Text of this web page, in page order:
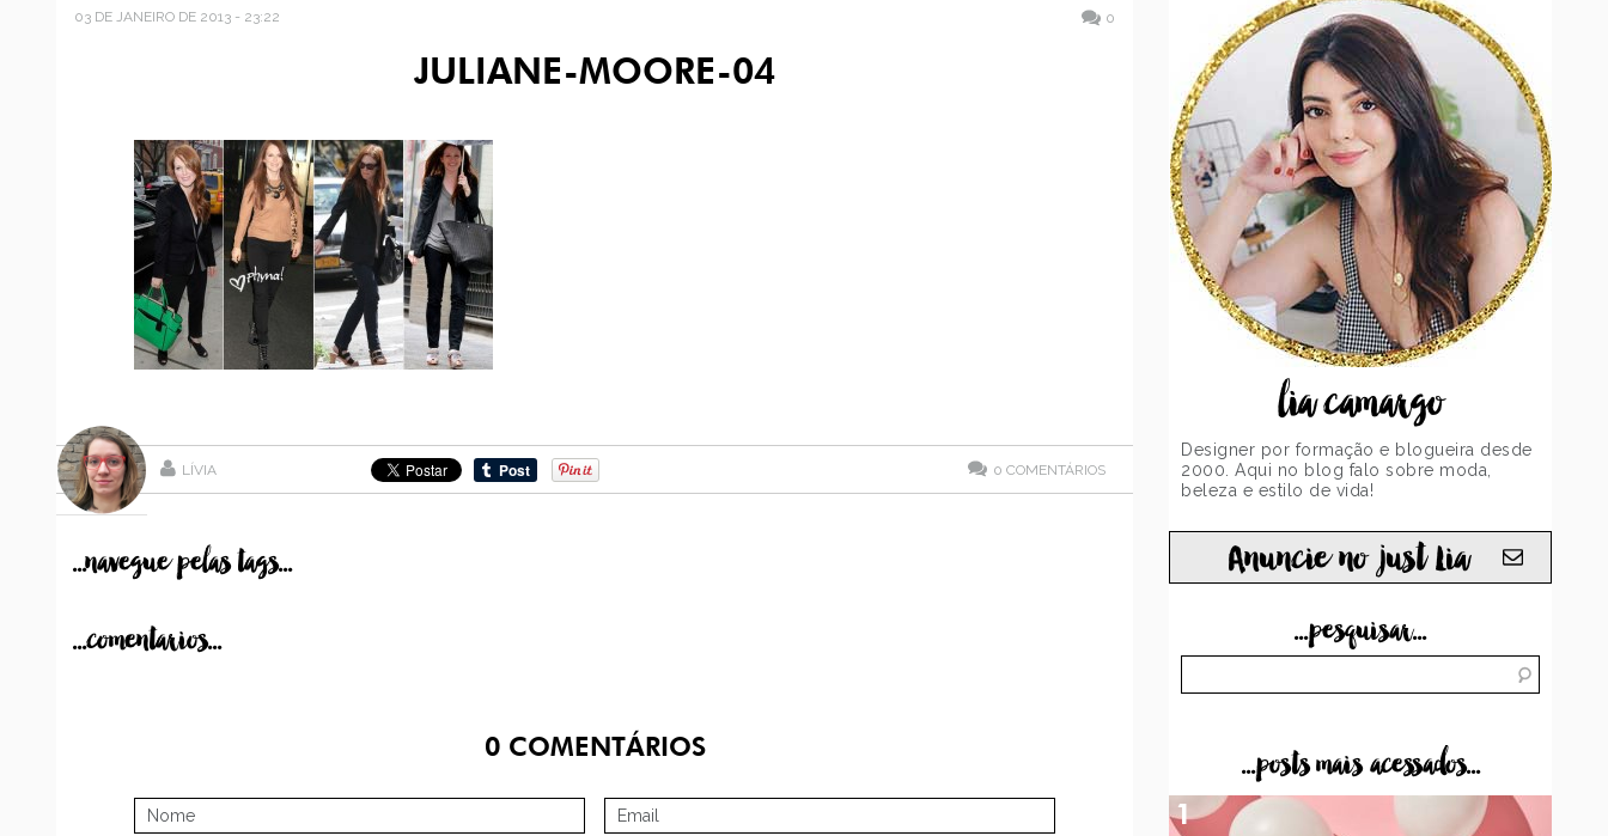
03 DE JANEIRO DE 2013 - 23:22 0
JULIANE-MOORE-04
LÍVIA 0 COMENTÁRIOS
...navegue pelas tags...
...comentarios...
0COMENTÁRIOS
lia camargo
Designer por formação e blogueira desde
2000. Aqui no blog falo sobre moda,
beleza e estilo de vida!
Anuncie no just Lia
...pesquisar...
...posts mais acessados...
1